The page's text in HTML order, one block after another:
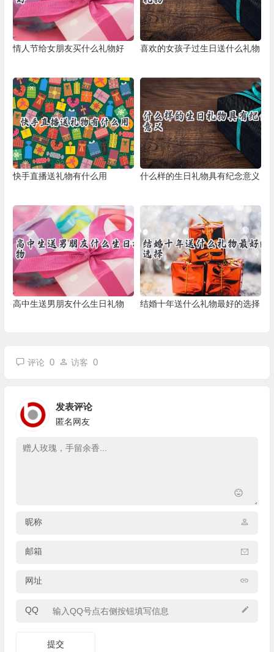
情人节给女朋友买什么礼物好 喜欢的女孩子过生日送什么礼物
快手直播送礼物有什么用 什么样的生日礼物具有纪念意义
高中生送男朋友什么生日礼物 结婚十年送什么礼物最好的选择
评论 0 访客 0
发表评论
匿名网友
昵称
邮箱
网址
QQ